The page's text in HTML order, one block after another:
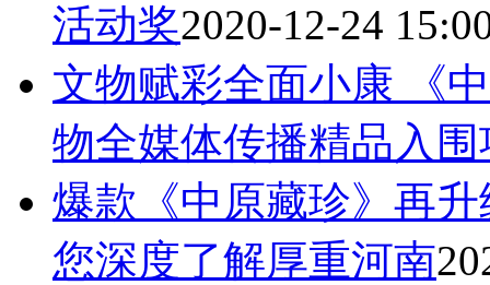
活动奖2020-12-24
文物赋彩全面小康 《
物全媒体传播精品入
爆款《中原藏珍》再
您深度了解厚重河南